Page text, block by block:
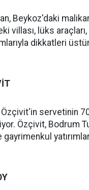
Beykoz'daki
villası, lüks
dikkatleri
servetinin
Özçivit, Bodrum
gayrimenkul